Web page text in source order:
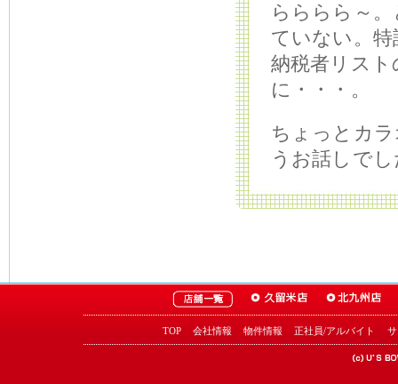
らららら～
ていない。
納税者リス
に・・・。
ちょっとカ
うお話しで
TOP 会社情報 物件情報 正社員/アルバイト